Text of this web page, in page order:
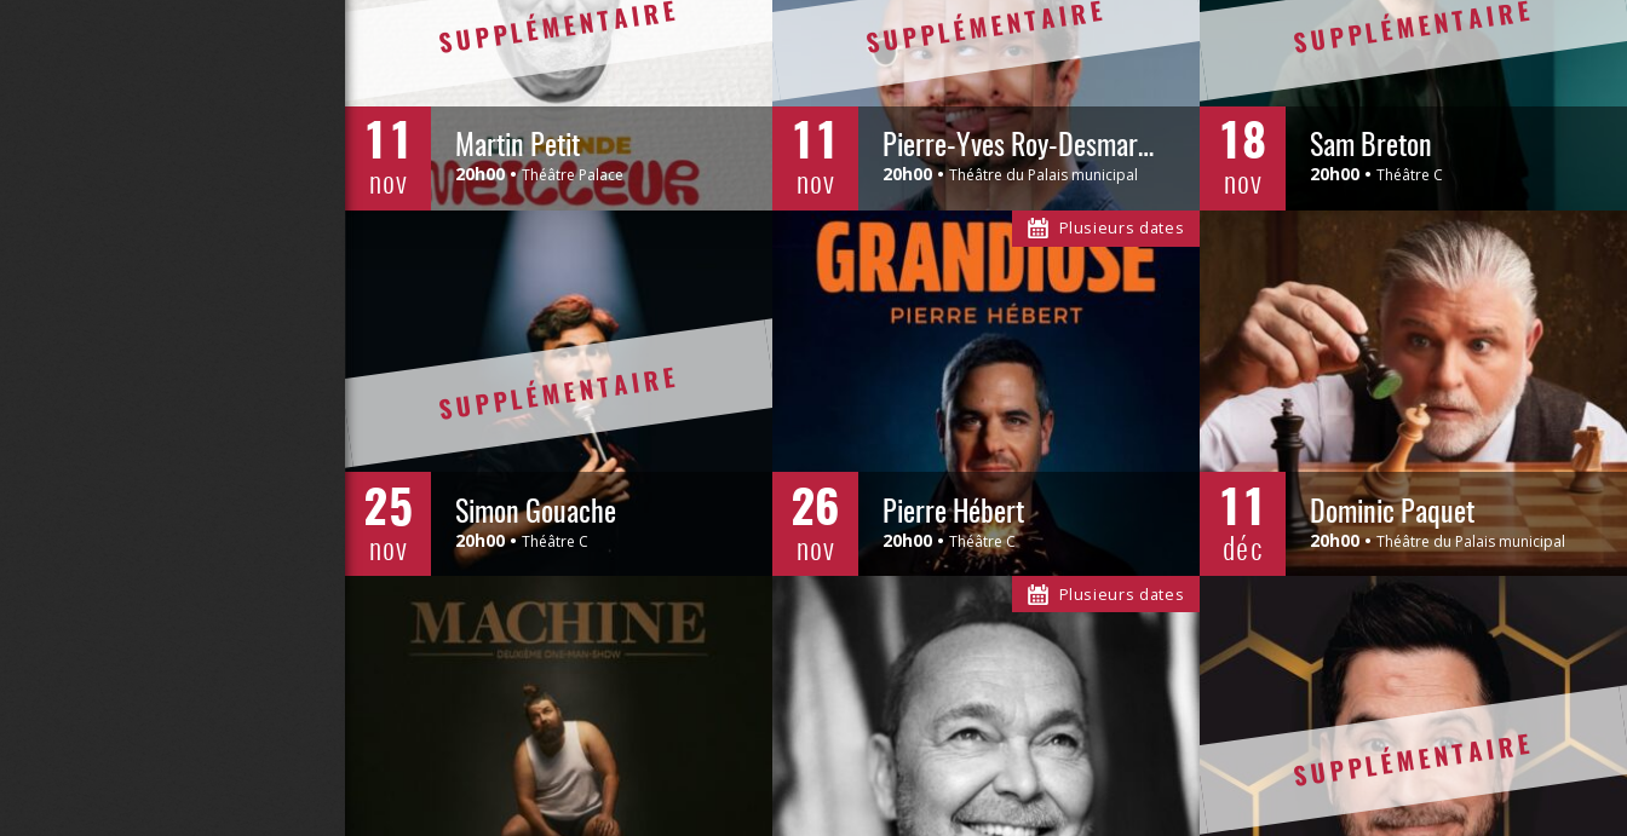
SUPPLÉMENTAIRE
11
nov
Martin Petit
20h00 Théâtre Palace
SUPPLÉMENTAIRE
11
nov
Pierre-Yves Roy-Desmarais
20h00 Théâtre du Palais municipal
SUPPLÉMENTAIRE
18
nov
Sam Breton
20h00 Théâtre C
SUPPLÉMENTAIRE
25
nov
Simon Gouache
20h00 Théâtre C
Plusieurs dates
26
nov
Pierre Hébert
20h00 Théâtre C
11
déc
Dominic Paquet
20h00 Théâtre du Palais municipal
Plusieurs dates
SUPPLÉMENTAIRE